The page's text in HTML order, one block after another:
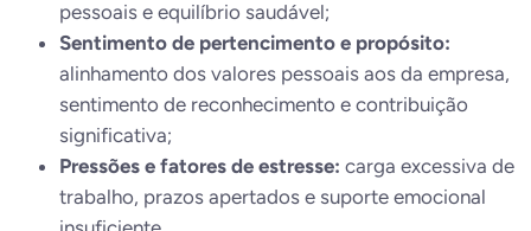
pessoais e equilíbrio saudável;
Sentimento de pertencimento e propósito:
alinhamento dos valores pessoais aos da empresa,
sentimento de reconhecimento e contribuição
significativa;
Pressões e fatores de estresse: carga excessiva de
trabalho, prazos apertados e suporte emocional